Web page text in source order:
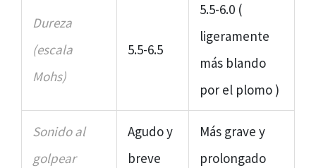
Dureza
(escala
Mohs)
5.5-6.5
5.5-6.0 (
ligeramente
más blando
por el plomo )
Sonido al
golpear
Agudo y
breve
Más grave y
prolongado